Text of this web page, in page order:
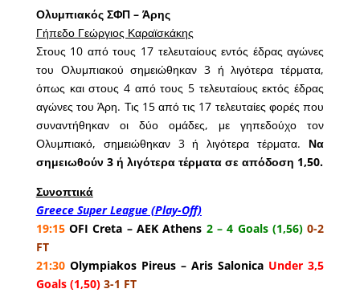
Ολυμπιακός ΣΦΠ – Άρης
Γήπεδο Γεώργιος Καραϊσκάκης
Στους 10 από τους 17 τελευταίους εντός έδρας αγώνες
του Ολυμπιακού σημειώθηκαν 3 ή λιγότερα τέρματα,
όπως και στους 4 από τους 5 τελευταίους εκτός έδρας
αγώνες του Άρη. Τις 15 από τις 17 τελευταίες φορές που
συναντήθηκαν οι δύο ομάδες, με γηπεδούχο τον
Ολυμπιακό, σημειώθηκαν 3 ή λιγότερα τέρματα. Να
σημειωθούν 3 ή λιγότερα τέρματα σε απόδοση 1,50.
Συνοπτικά
Greece Super League (Play-Off)
19:15OFI Creta – AEK Athens 2 – 4 Goals (1,56)0-2
FT
21:30Olympiakos Pireus – Aris Salonica Under 3,5
Goals (1,50)3-1 FT